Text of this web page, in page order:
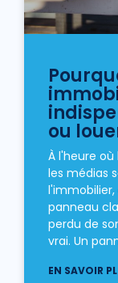
ou
À l'heure
les médias
panneau
perdu de
vrai. Un
EN SAVOIR